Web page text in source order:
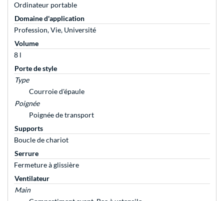
Ordinateur portable
Domaine d'application
Profession, Vie, Université
Volume
8 l
Porte de style
Type
Courroie d'épaule
Poignée
Poignée de transport
Supports
Boucle de chariot
Serrure
Fermeture à glissière
Ventilateur
Main